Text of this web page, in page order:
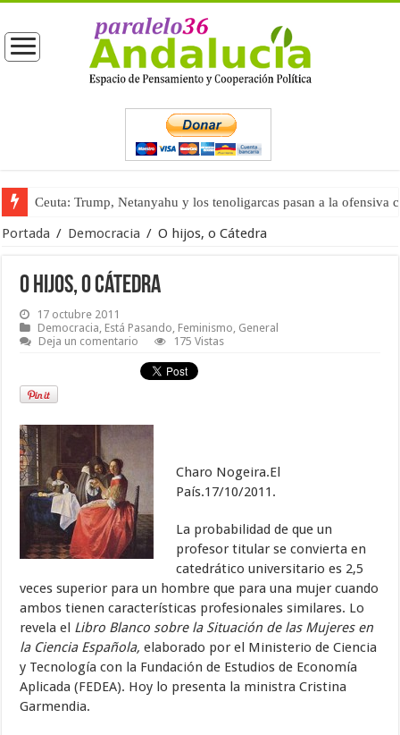
Ceuta: Trump, Netanyahu y los tenoligarcas pasan a la ofensiva
La masificación turística (tercera parte)
Portada / Democracia / O hijos, o Cátedra
O hijos, o Cátedra
17 octubre 2011
Democracia, Está Pasando, Feminismo, General
Deja un comentario
175 Vistas
Charo Nogeira.El
País.17/10/2011.
La probabilidad de que un
profesor titular se convierta en
catedrático universitario es 2,5
veces superior para un hombre que para una mujer cuando
ambos tienen características profesionales similares. Lo
revela el Libro Blanco sobre la Situación de las Mujeres en
la Ciencia Española,elaborado por el Ministerio de Ciencia
y Tecnología con la Fundación de Estudios de Economía
Aplicada (FEDEA). Hoy lo presenta la ministra Cristina
Garmendia.